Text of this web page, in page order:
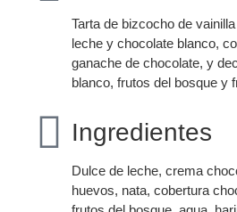
Tarta de bizcocho de
leche y chocolate blanco,
ganache de chocolate, y
blanco, frutos del bosque y
Ingredientes
Dulce de leche, crema
huevos, nata, cobertura